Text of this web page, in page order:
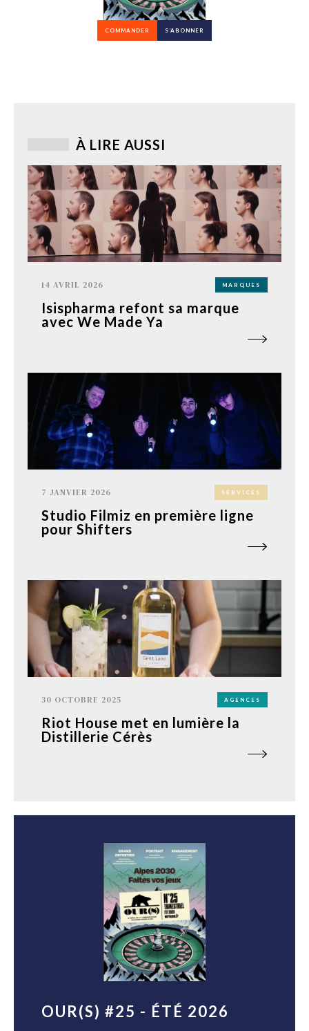
COMMANDER S’ABONNER
À LIRE AUSSI
14 AVRIL 2026 MARQUES
Isispharma refont sa marque
avec We Made Ya
7 JANVIER 2026 SERVICES
Studio Filmiz en première ligne
pour Shifters
30 OCTOBRE 2025 AGENCES
Riot House met en lumière la
Distillerie Cérès
OUR(S) #25 - ÉTÉ 2026